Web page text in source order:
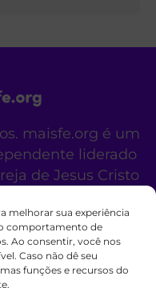
melhorar sua experiência
comportamento de
Ao consentir, você nos
Caso não dê seu
funções e recursos do
maisfe.org é um
liderado
de Jesus Cristo
da organização
acima.
de Cookies